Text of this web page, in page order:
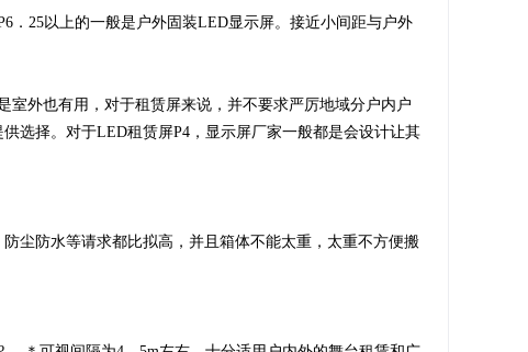
．25以上的一般是户外固装LED显示屏。接近小间距与户外
室外也有用，对于租赁屏来说，并不要求严厉地域分户内户
选择。对于LED租赁屏P4，显示屏厂家一般都是会设计让其
防水等请求都比拟高，并且箱体不能太重，太重不方便搬